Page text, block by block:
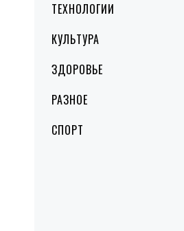
ТЕХНОЛОГИИ
КУЛЬТУРА
ЗДОРОВЬЕ
РАЗНОЕ
СПОРТ